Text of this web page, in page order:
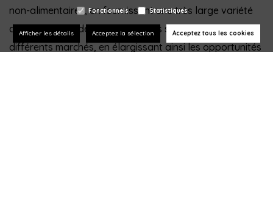
non-alimentaires, en fournissant une très large variété
d'assortiments de produits, basés sur la demande des
différents marchés, en élargissant ainsi les opportunités
Fonctionnels
Statistiques
Afficher les détails Acceptez la sélection Acceptez tous les cookies